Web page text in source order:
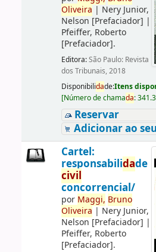
Oliveira | Nery Junior,
Nelson [Prefaciador] |
Pfeiffer, Roberto
[Prefaciador].
Editora:São Paulo: Revista
dos Tribunais, 2018
Disponibilidade:Itens
[Número de chamada:
Reservar
Adicionar ao
Cartel:
responsabilidade
civil
concorrencial/
por Maggi, Bruno
Oliveira | Nery Junior,
Nelson [Prefaciador] |
Pfeiffer, Roberto
[Prefaciador].